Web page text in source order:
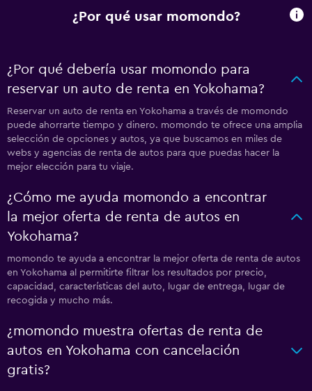
¿Por qué usar momondo?
¿Por qué debería usar momondo para
reservar un auto de renta en Yokohama?
Reservar un auto de renta en Yokohama a través de momondo
puede ahorrarte tiempo y dinero. momondo te ofrece una amplia
selección de opciones y autos, ya que buscamos en miles de
webs y agencias de renta de autos para que puedas hacer la
mejor elección para tu viaje.
¿Cómo me ayuda momondo a encontrar
la mejor oferta de renta de autos en
Yokohama?
momondo te ayuda a encontrar la mejor oferta de renta de autos
en Yokohama al permitirte filtrar los resultados por precio,
capacidad, características del auto, lugar de entrega, lugar de
recogida y mucho más.
¿momondo muestra ofertas de renta de
autos en Yokohama con cancelación
gratis?